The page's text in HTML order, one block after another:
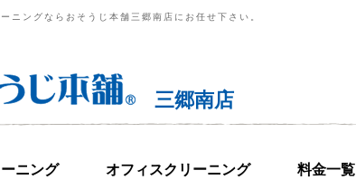
ニングならおそうじ本舗三郷南店にお任せ下さい。
三郷南店
ニング オフィスクリーニング 料金一覧